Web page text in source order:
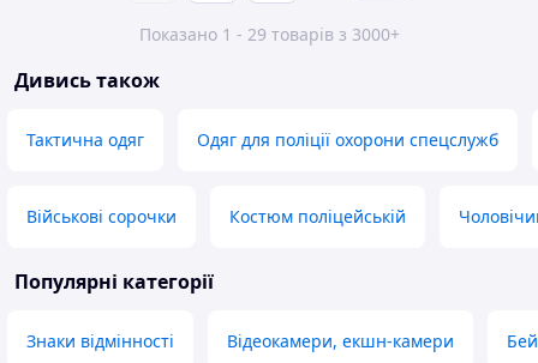
Показано 1 - 29 товарів з 3000+
Дивись також
Тактична одяг Одяг для поліції охорони спецслужб
Військові сорочки Костюм поліцейській
Популярні категорії
Знаки відмінності Відеокамери, екшн-камери